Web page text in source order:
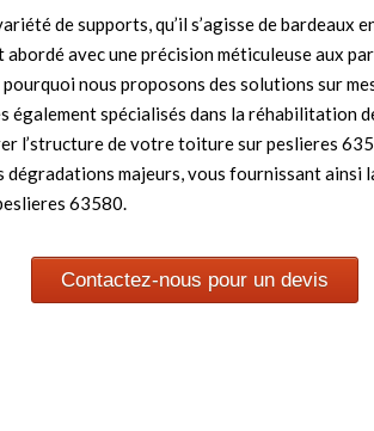
de supports, qu’il s’agisse de bardeaux
avec une précision méticuleuse aux
nous proposons des solutions sur
également spécialisés dans la
l’structure de votre toiture sur peslieres
majeurs, vous fournissant ainsi
63580.
Contactez-nous pour un devis